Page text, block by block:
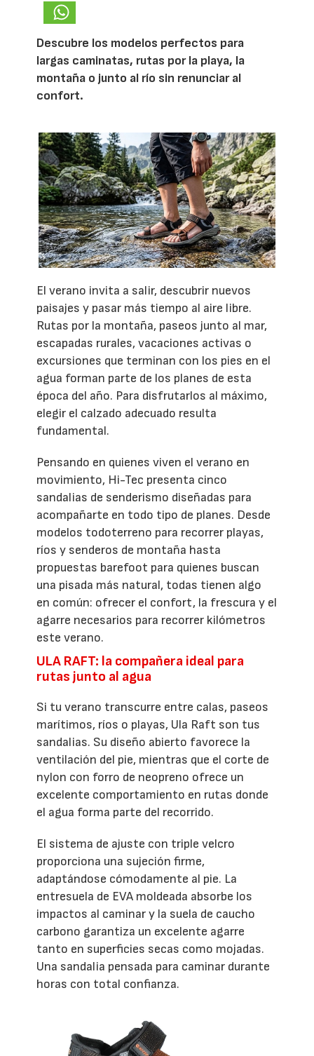
Descubre los modelos perfectos para
largas caminatas, rutas por la playa, la
montaña o junto al río sin renunciar al
confort.
El verano invita a salir, descubrir nuevos
paisajes y pasar más tiempo al aire libre.
Rutas por la montaña, paseos junto al mar,
escapadas rurales, vacaciones activas o
excursiones que terminan con los pies en el
agua forman parte de los planes de esta
época del año. Para disfrutarlos al máximo,
elegir el calzado adecuado resulta
fundamental.
Pensando en quienes viven el verano en
movimiento, Hi-Tec presenta cinco
sandalias de senderismo diseñadas para
acompañarte en todo tipo de planes. Desde
modelos todoterreno para recorrer playas,
ríos y senderos de montaña hasta
propuestas barefoot para quienes buscan
una pisada más natural, todas tienen algo
en común: ofrecer el confort, la frescura y el
agarre necesarios para recorrer kilómetros
este verano.
ULA RAFT: la compañera ideal para
rutas junto al agua
Si tu verano transcurre entre calas, paseos
marítimos, ríos o playas, Ula Raft son tus
sandalias. Su diseño abierto favorece la
ventilación del pie, mientras que el corte de
nylon con forro de neopreno ofrece un
excelente comportamiento en rutas donde
el agua forma parte del recorrido.
El sistema de ajuste con triple velcro
proporciona una sujeción firme,
adaptándose cómodamente al pie. La
entresuela de EVA moldeada absorbe los
impactos al caminar y la suela de caucho
carbono garantiza un excelente agarre
tanto en superficies secas como mojadas.
Una sandalia pensada para caminar durante
horas con total confianza.